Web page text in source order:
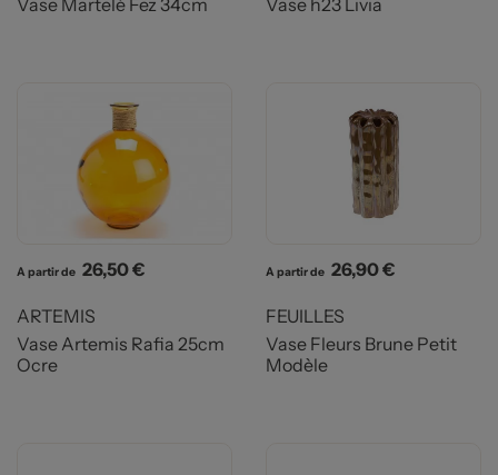
Vase Martelé Fez 34cm
Vase h23 Livia
A partir de Prix
26,50 €
ARTEMIS
Vase Artemis Rafia 25cm
Ocre
A partir de Prix
26,90 €
FEUILLES
Vase Fleurs Brune Petit
Modèle